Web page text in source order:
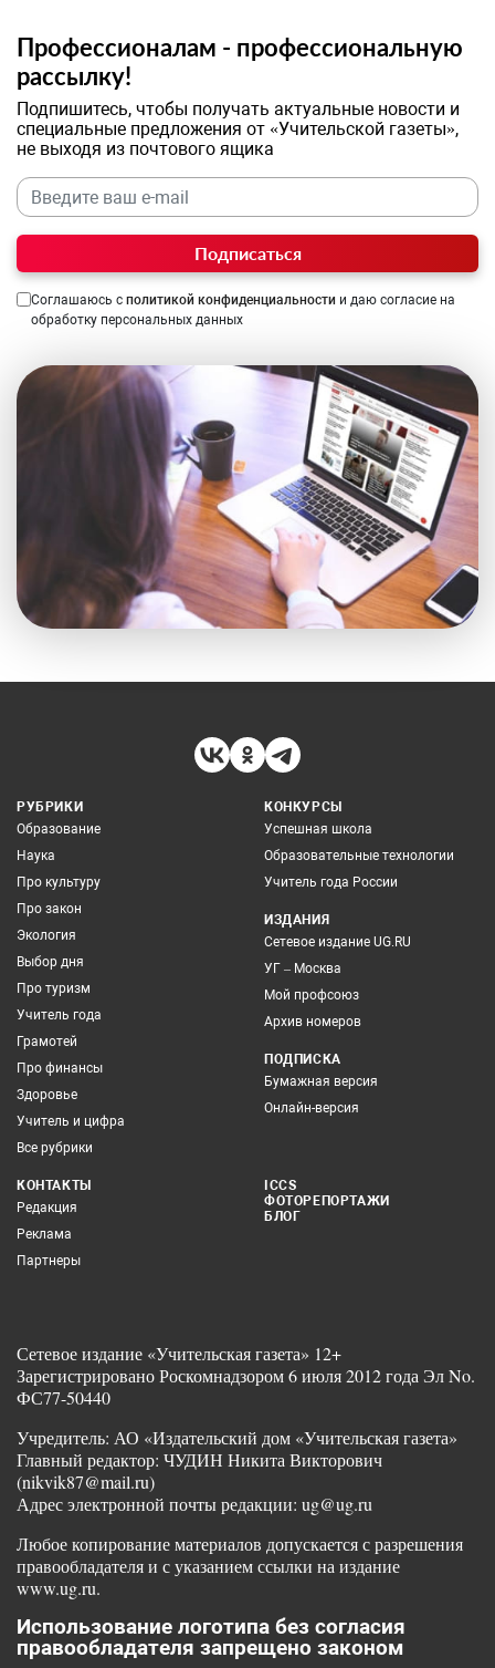
Профессионалам - профессиональную
рассылку!
Подпишитесь, чтобы получать актуальные новости и
специальные предложения от «Учительской газеты»,
не выходя из почтового ящика
Подписаться
Соглашаюсь с политикой конфиденциальности и даю согласие на
обработку персональных данных
РУБРИКИ
Образование
Наука
Про культуру
Про закон
Экология
Выбор дня
Про туризм
Учитель года
Грамотей
Про финансы
Здоровье
Учитель и цифра
Все рубрики
КОНКУРСЫ
Успешная школа
Образовательные технологии
Учитель года России
ИЗДАНИЯ
Сетевое издание UG.RU
УГ – Москва
Мой профсоюз
Архив номеров
ПОДПИСКА
Бумажная версия
Онлайн-версия
КОНТАКТЫ
Редакция
Реклама
Партнеры
ICCS
ФОТОРЕПОРТАЖИ
БЛОГ
Сетевое издание «Учительская газета» 12+
Зарегистрировано Роскомнадзором 6 июля 2012 года Эл No.
ФС77-50440
Учредитель: АО «Издательский дом «Учительская газета»
Главный редактор: ЧУДИН Никита Викторович
(nikvik87@mail.ru)
Адрес электронной почты редакции: ug@ug.ru
Любое копирование материалов допускается с разрешения
правообладателя и с указанием ссылки на издание
www.ug.ru.
Использование логотипа без согласия
правообладателя запрещено законом